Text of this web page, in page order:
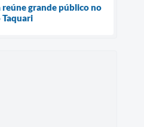
reúne grande público no